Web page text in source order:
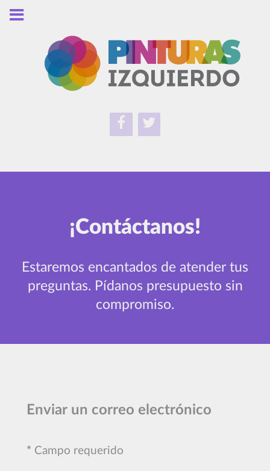
¡Contáctanos!
Estaremos encantados de atender tus
preguntas. Pídanos presupuesto sin
compromiso.
Enviar un correo electrónico
* Campo requerido